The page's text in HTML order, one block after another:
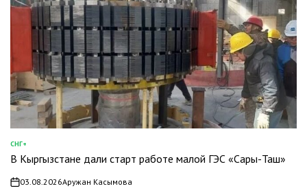
ОПУБЛИКОВАНО
В
СНГ+
В Кыргызстане дали старт работе малой ГЭС «Сары-Таш»
on03.08.2026Аружан Касымова